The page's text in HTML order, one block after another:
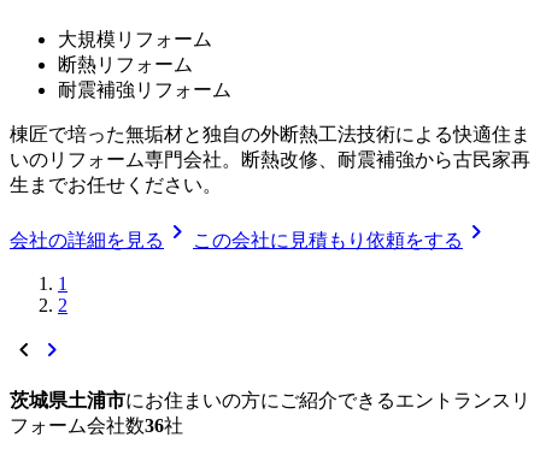
大規模リフォーム
断熱リフォーム
耐震補強リフォーム
棟匠で培った無垢材と独自の外断熱工法技術による快適住ま
いのリフォーム専門会社。断熱改修、耐震補強から古民家再
生までお任せください。
会社の詳細を見る chevron_right この会社に見積もり依頼をする chevron_right
1
2
chevron_left chevron_right
茨城県土浦市にお住まいの方にご紹介できるエントランスリ
フォーム会社数36社